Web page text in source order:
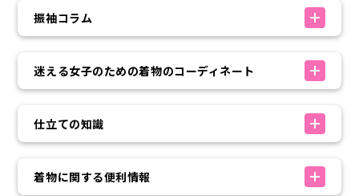
振袖コラム
迷える女子のための着物のコーディネート
仕立ての知識
着物に関する便利情報